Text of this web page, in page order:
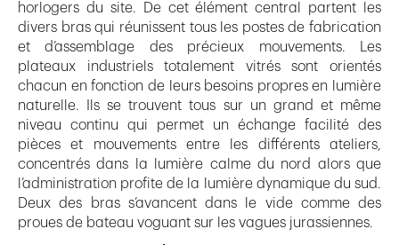
horlogers du site. De cet élément central partent les
divers bras qui réunissent tous les postes de fabrication
et d’assemblage des précieux mouvements. Les
plateaux industriels totalement vitrés sont orientés
chacun en fonction de leurs besoins propres en lumière
naturelle. Ils se trouvent tous sur un grand et même
niveau continu qui permet un échange facilité des
pièces et mouvements entre les différents ateliers,
concentrés dans la lumière calme du nord alors que
l’administration profite de la lumière dynamique du sud.
Deux des bras s’avancent dans le vide comme des
proues de bateau voguant sur les vagues jurassiennes.